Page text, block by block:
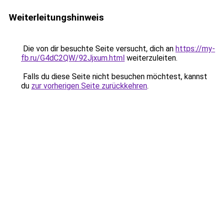
Weiterleitungshinweis
Die von dir besuchte Seite versucht, dich an https://my-
fb.ru/G4dC2QW/92Jjxum.html weiterzuleiten.
Falls du diese Seite nicht besuchen möchtest, kannst
du zur vorherigen Seite zurückkehren.